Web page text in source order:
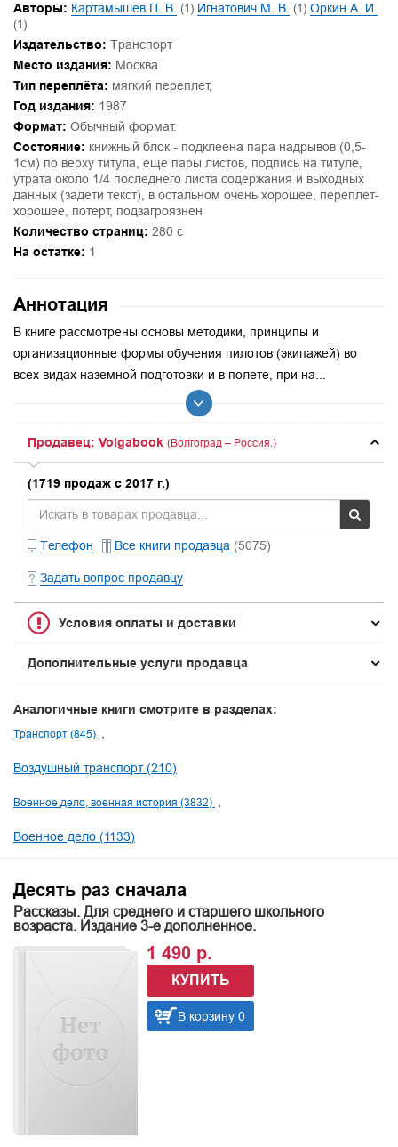
Авторы: Картамышев П. В. (1) Игнатович М. В. (1) Оркин А. И.
(1)
Издательство: Транспорт
Место издания: Москва
Тип переплёта: мягкий переплет,
Год издания: 1987
Формат: Обычный формат.
Состояние: книжный блок - подклеена пара надрывов (0,5-
1см) по верху титула, еще пары листов, подпись на титуле,
утрата около 1/4 последнего листа содержания и выходных
данных (задети текст), в остальном очень хорошее, переплет-
хорошее, потерт, подзагроязнен
Количество страниц: 280 с
На остатке: 1
Аннотация
В книге рассмотрены основы методики, принципы и
организационные формы обучения пилотов (экипажей) во
всех видах наземной подготовки и в полете, при на...
Продавец: Volgabook (Волгоград – Россия.)
(1719 продаж с 2017 г.)
Телефон Все книги продавца (5075)
Задать вопрос продавцу
Условия оплаты и доставки
Дополнительные услуги продавца
Аналогичные книги смотрите в разделах:
Транспорт (845)
Воздушный транспорт (210)
Военное дело, военная история (3832)
Военное дело (1133)
Десять раз сначала
Рассказы. Для среднего и старшего школьного
возраста. Издание 3-е дополненное.
1 490 р.
КУПИТЬ
В корзину 0